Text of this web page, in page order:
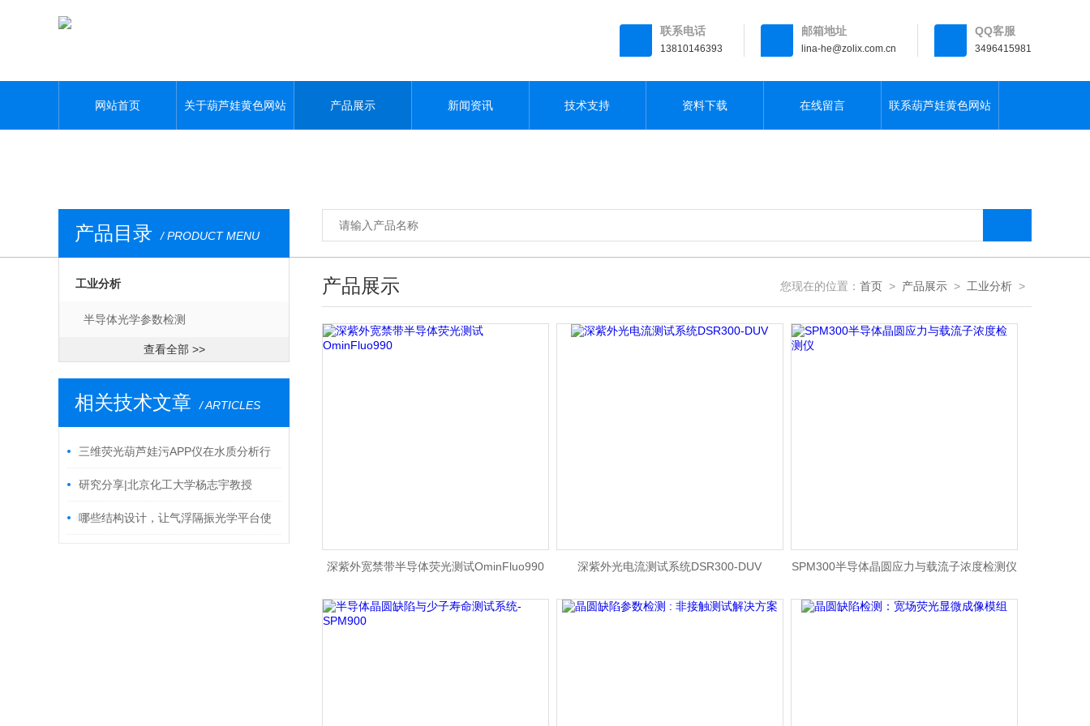
联系电话
13810146393
邮箱地址
lina-he@zolix.com.cn
QQ客服
3496415981
网站首页 关于葫芦娃黄色网站 产品展示 新闻资讯 技术支持 资料下载 在线留言 联系葫芦娃黄色网站
产品目录 / PRODUCT MENU
工业分析
半导体光学参数检测
查看全部 >>
相关技术文章 / ARTICLES
三维荧光葫芦娃污APP仪在水质分析行
业的应用
研究分享|北京化工大学杨志宇教授
AEM：高储钠性能超级电容器
哪些结构设计，让气浮隔振光学平台使
产品展示 您现在的位置： 首页 > 产品展示 > 工业分析 >
深紫外宽禁带半导体荧光测试OminFluo990 深紫外光电流测试系统DSR300-DUV SPM300半导体晶圆应力与载流子浓度检测仪